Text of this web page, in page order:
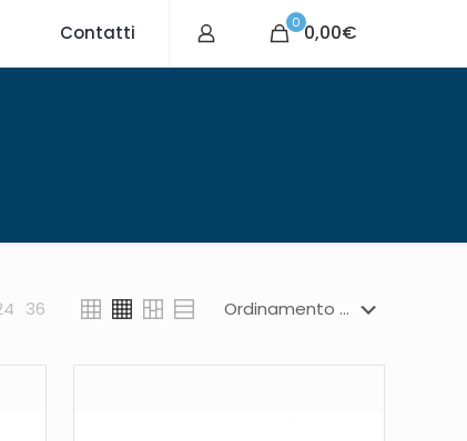
Contatti 0 0,00€
36